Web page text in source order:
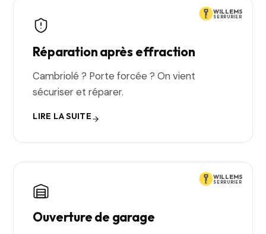
WILLEMS
SERRURIER
Réparation après effraction
Cambriolé ? Porte forcée ? On vient
sécuriser et réparer.
LIRE LA SUITE
WILLEMS
SERRURIER
Ouverture de garage